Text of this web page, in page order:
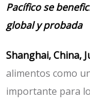
Pacífico se
global y probada
Shanghai, China,
alimentos como
importante para